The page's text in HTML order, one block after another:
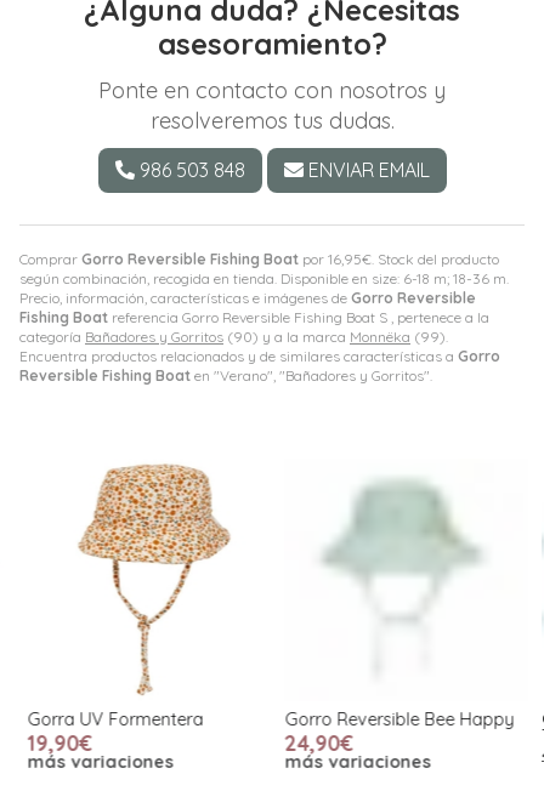
Comprar Gorro Reversible Fishing Boat por 16,95€. Stock del producto
según combinación, recogida en tienda. Disponible en size: 6-18 m; 18-36 m.
Precio, información, características e imágenes de Gorro Reversible
Fishing Boat referencia Gorro Reversible Fishing Boat S , pertenece a la
categoría Bañadores y Gorritos (90) y a la marca Monnëka (99).
Encuentra productos relacionados y de similares características a Gorro
Reversible Fishing Boat en "Verano", "Bañadores y Gorritos".
¿Alguna duda? ¿Necesitas
asesoramiento?
Ponte en contacto con nosotros y
resolveremos tus dudas.
986 503 848 ENVIAR EMAIL
Gorra UV Formentera
19,90€
más variaciones
Gorro Reversible Bee Happy
24,90€
más variaciones